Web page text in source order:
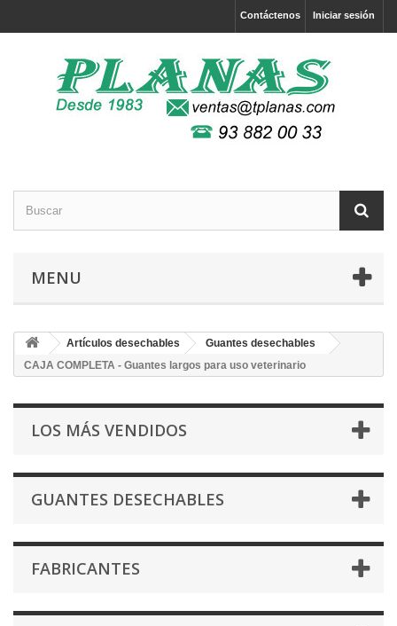
Iniciar sesión
Contáctenos
MENU
Artículos desechables
Guantes desechables
CAJA COMPLETA - Guantes largos para uso veterinario
LOS MÁS VENDIDOS
GUANTES DESECHABLES
FABRICANTES